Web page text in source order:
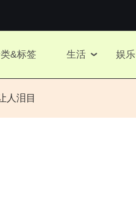
&标签 生活 娱乐
人泪目